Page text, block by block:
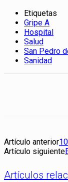
Etiquetas
Gripe A
Hospital
Salud
San Pedro
Sanidad
Artículo anterior
Artículo siguiente
Artículos